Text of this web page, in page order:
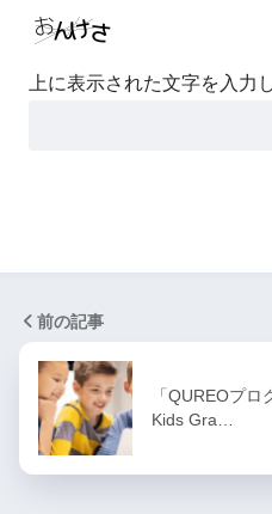
上に表示された文字を入力
前の記事
「QUREOプ
Kids Gra…